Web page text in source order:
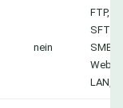
nein
FTP,
SFTP,
SMB,
LAN,